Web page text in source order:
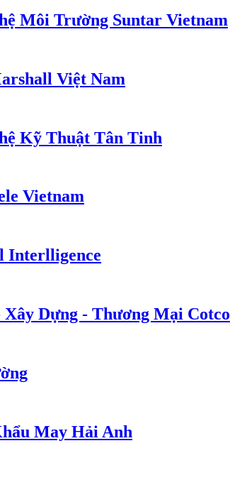
Môi Trường Suntar Vietnam
Việt Nam
Kỹ Thuật Tân Tinh
Vietnam
Interlligence
Dựng - Thương Mại Cotco
May Hải Anh